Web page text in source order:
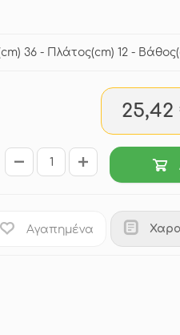
36 - Πλάτος(cm) 12 -
Αγαπημένα